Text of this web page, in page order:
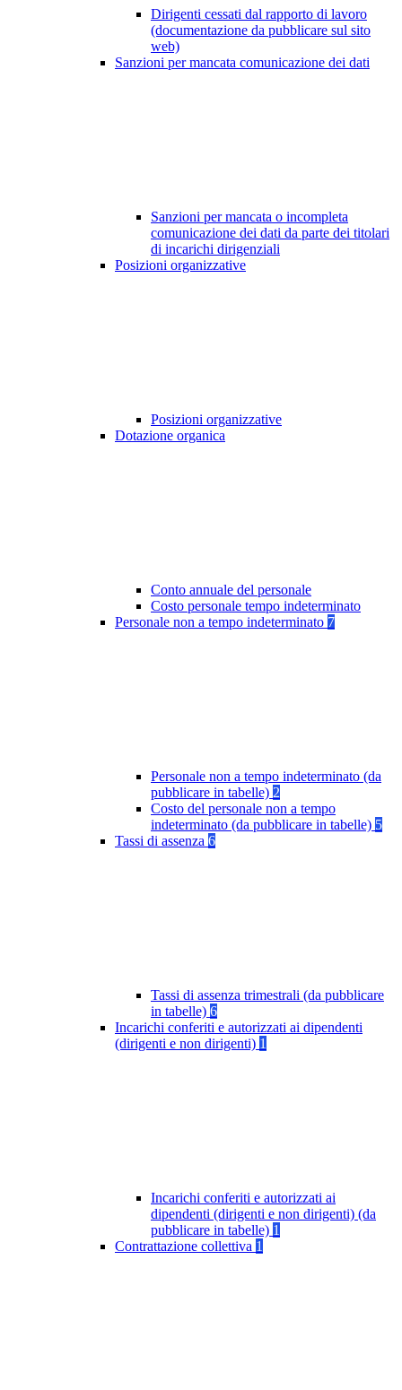
Dirigenti cessati dal rapporto di lavoro
(documentazione da pubblicare sul sito
web)
Sanzioni per mancata comunicazione dei dati
Sanzioni per mancata o incompleta
comunicazione dei dati da parte dei titolari
di incarichi dirigenziali
Posizioni organizzative
Posizioni organizzative
Dotazione organica
Conto annuale del personale
Costo personale tempo indeterminato
Personale non a tempo indeterminato 7
Personale non a tempo indeterminato (da
pubblicare in tabelle) 2
Costo del personale non a tempo
indeterminato (da pubblicare in tabelle) 5
Tassi di assenza 6
Tassi di assenza trimestrali (da pubblicare
in tabelle) 6
Incarichi conferiti e autorizzati ai dipendenti
(dirigenti e non dirigenti) 1
Incarichi conferiti e autorizzati ai
dipendenti (dirigenti e non dirigenti) (da
pubblicare in tabelle) 1
Contrattazione collettiva 1